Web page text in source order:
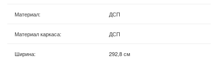
Материал: ДСП
Материал каркаса: ДСП
Ширина: 292,8 см